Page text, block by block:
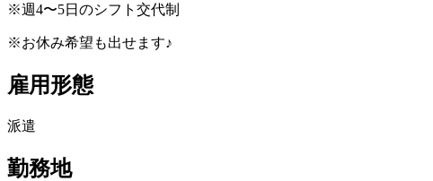
※週4〜5日のシフト交代制
※お休み希望も出せます♪
雇用形態
派遣
勤務地